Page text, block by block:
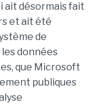
ait désormais fait
et ait été
de
données
que Microsoft
publiques